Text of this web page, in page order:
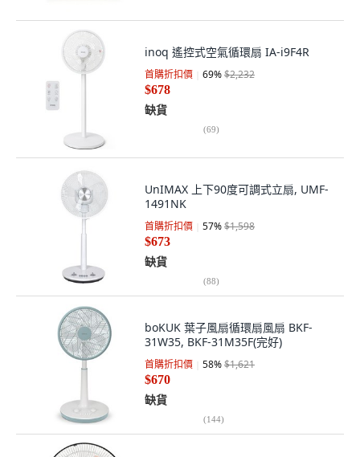
inoq 遙控式空氣循環扇 IA-i9F4R
首購折扣價 69%$2,232
$678
缺貨
(69)
UnIMAX 上下90度可調式立扇, UMF-
1491NK
首購折扣價 57%$1,598
$673
缺貨
(88)
boKUK 葉子風扇循環扇風扇 BKF-
31W35, BKF-31M35F(完好)
首購折扣價 58%$1,621
$670
缺貨
(144)